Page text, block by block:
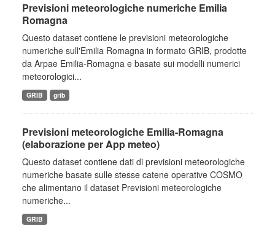
Previsioni meteorologiche numeriche Emilia
Romagna
Questo dataset contiene le previsioni meteorologiche
numeriche sull'Emilia Romagna in formato GRIB, prodotte
da Arpae Emilia-Romagna e basate sui modelli numerici
meteorologici...
GRIB grib
Previsioni meteorologiche Emilia-Romagna
(elaborazione per App meteo)
Questo dataset contiene dati di previsioni meteorologiche
numeriche basate sulle stesse catene operative COSMO
che alimentano il dataset Previsioni meteorologiche
numeriche...
GRIB